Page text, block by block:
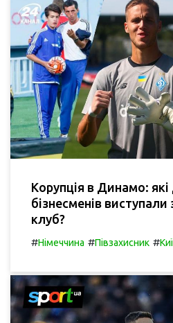
Корупція в Динамо: які
бізнесменів виступали
клуб?
#Німеччина #Півзахисник #